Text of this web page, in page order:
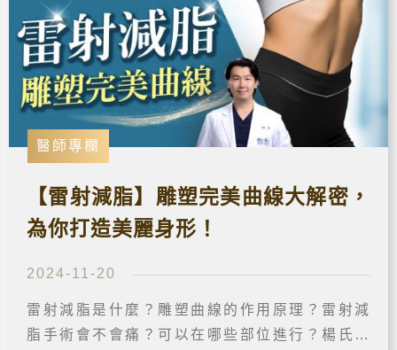
醫師專欄
【雷射減脂】雕塑完美曲線大解密，
為你打造美麗身形！
2024-11-20
雷射減脂是什麼？雕塑曲線的作用原理？雷射減
脂手術會不會痛？可以在哪些部位進行？楊氏羅